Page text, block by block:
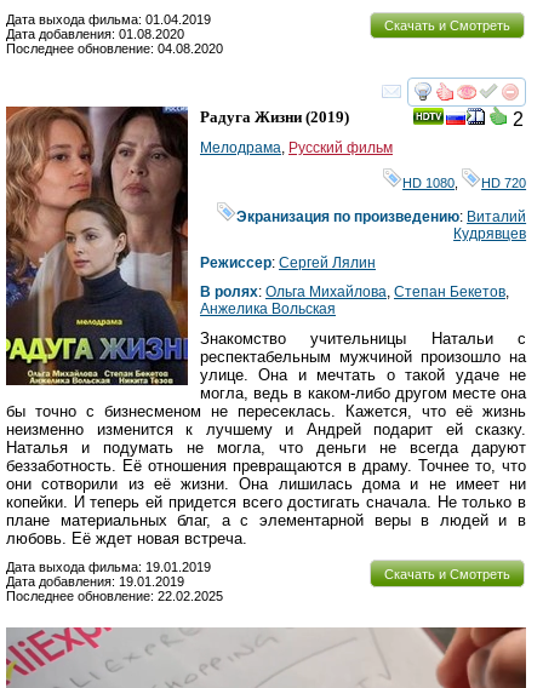
Скачать и Смотреть
Дата выхода фильма: 01.04.2019
Дата добавления: 01.08.2020
Последнее обновление: 04.08.2020
смотреть
2
Радуга Жизни (2019)
Мелодрама Русский фильм
HD 1080 HD 720
Экранизация по произведению: Виталий
Кудрявцев
Режиссер: Сергей Лялин
В ролях: Ольга Михайлова Степан Бекетов
Анжелика Вольская
Знакомство учительницы Натальи с
респектабельным мужчиной произошло на
улице. Она и мечтать о такой удаче не
могла, ведь в каком-либо другом месте она
бы точно с бизнесменом не пересеклась. Кажется, что её жизнь
неизменно изменится к лучшему и Андрей подарит ей сказку.
Наталья и подумать не могла, что деньги не всегда даруют
беззаботность. Её отношения превращаются в драму. Точнее то, что
они сотворили из её жизни. Она лишилась дома и не имеет ни
копейки. И теперь ей придется всего достигать сначала. Не только в
плане материальных благ, а с элементарной веры в людей и в
любовь. Её ждет новая встреча.
Скачать и Смотреть
Дата выхода фильма: 19.01.2019
Дата добавления: 19.01.2019
Последнее обновление: 22.02.2025